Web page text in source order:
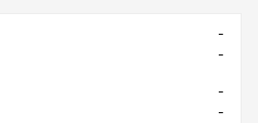
-
-
-
-